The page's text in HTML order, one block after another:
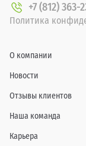
+7 (812) 363-
Политика
О компании
Новости
Отзывы клиентов
Наша команда
Карьера